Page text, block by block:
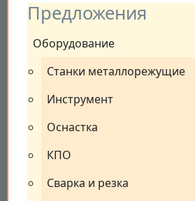
Предложения
Оборудование
Станки металлорежущие
Инструмент
Оснастка
КПО
Сварка и резка